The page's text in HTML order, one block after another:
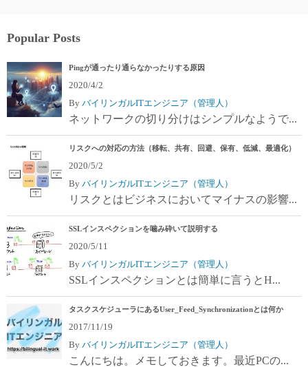
Popular Posts
Pingが通ったり通らなかったりする原因
2020/4/2
By バイリンガルITエンジニア（管理人）
ネットワークの切り分けはシンプルなようで...
リスクへの対応の方法（移転、共有、回避、保有、低減、最適化）
2020/5/2
By バイリンガルITエンジニア（管理人）
リスクとはビジネスにおいてマイナスの影響...
SSLインスペクションを噛み砕いて説明する
2020/5/11
By バイリンガルITエンジニア（管理人）
SSLインスペクションとは簡単に言うとH...
タスクスケジューラにあるUser_Feed_Synchronizationとは何か
2017/11/19
By バイリンガルITエンジニア（管理人）
こんにちは。メモしておきます。最近PCの...